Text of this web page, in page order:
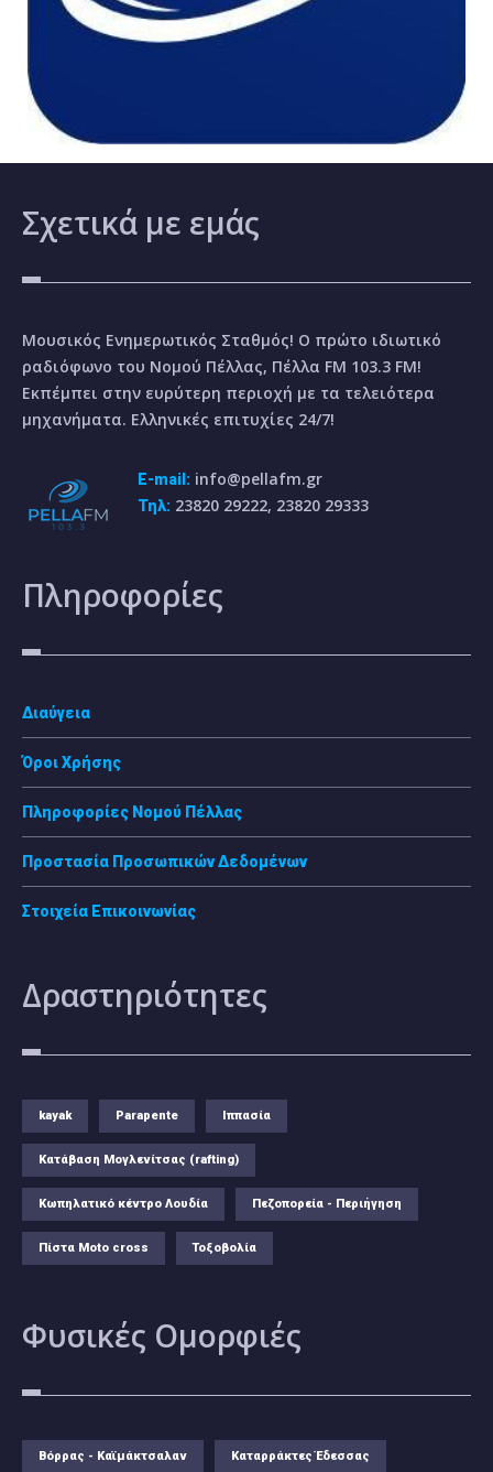
Σχετικά με εμάς
Μουσικός Ενημερωτικός Σταθμός! Ο πρώτο ιδιωτικό
ραδιόφωνο του Νομού Πέλλας, Πέλλα FM 103.3 FM!
Εκπέμπει στην ευρύτερη περιοχή με τα τελειότερα
μηχανήματα. Ελληνικές επιτυχίες 24/7!
E-mail: info@pellafm.gr
Τηλ: 23820 29222, 23820 29333
Πληροφορίες
Διαύγεια
Όροι Χρήσης
Πληροφορίες Νομού Πέλλας
Προστασία Προσωπικών Δεδομένων
Στοιχεία Επικοινωνίας
Δραστηριότητες
kayak Parapente Ιππασία
Κατάβαση Μογλενίτσας (rafting)
Κωπηλατικό κέντρο Λουδία Πεζοπορεία - Περιήγηση
Πίστα Moto cross Τοξοβολία
Φυσικές Ομορφιές
Βόρρας - Καϊμάκτσαλαν Καταρράκτες Έδεσσας